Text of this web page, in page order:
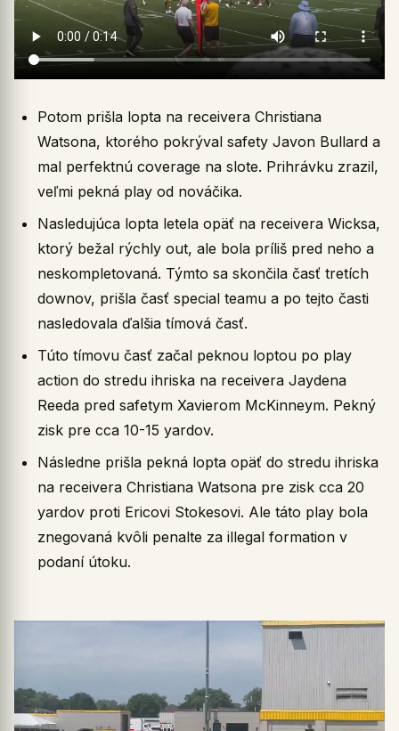
Potom prišla lopta na receivera Christiana
Watsona, ktorého pokrýval safety Javon Bullard a
mal perfektnú coverage na slote. Prihrávku zrazil,
veľmi pekná play od nováčika.
Nasledujúca lopta letela opäť na receivera Wicksa,
ktorý bežal rýchly out, ale bola príliš pred neho a
neskompletovaná. Týmto sa skončila časť tretích
downov, prišla časť special teamu a po tejto časti
nasledovala ďalšia tímová časť.
Túto tímovu časť začal peknou loptou po play
action do stredu ihriska na receivera Jaydena
Reeda pred safetym Xavierom McKinneym. Pekný
zisk pre cca 10-15 yardov.
Následne prišla pekná lopta opäť do stredu ihriska
na receivera Christiana Watsona pre zisk cca 20
yardov proti Ericovi Stokesovi. Ale táto play bola
znegovaná kvôli penalte za illegal formation v
podaní útoku.